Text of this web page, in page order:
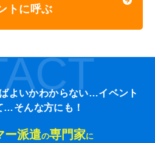
トに呼ぶ
よいかわからない…イベント
…そんな方にも！
ー派遣の専門家に